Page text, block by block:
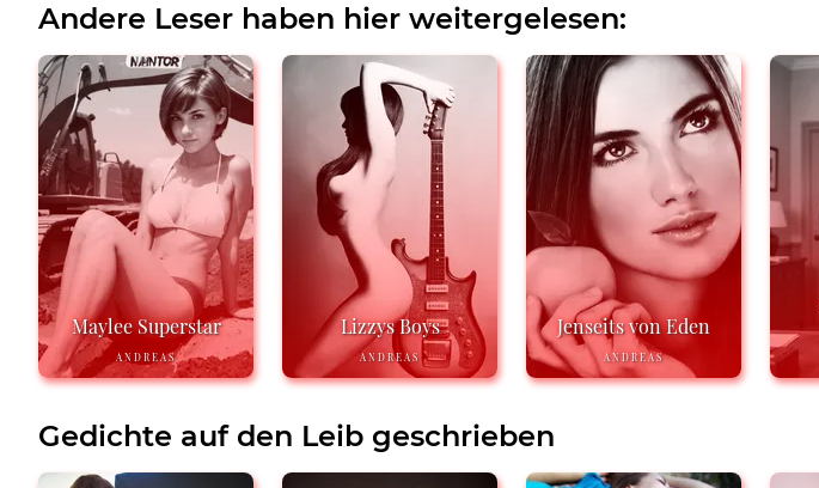
Andere Leser haben hier weitergelesen:
Maylee Superstar
ANDREAS
Lizzys Boys
ANDREAS
Jenseits von Eden
ANDREAS
Gedichte auf den Leib geschrieben